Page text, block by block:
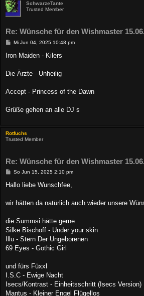
SchwarzeTante
Trusted Member
Re: Wünsche für den Wishmaster
B
i
a
Mi Jun 04, 2025 10:48 pm
Iron Maiden - Kilers
Die Ärzte - Unheilig
Accept - Princess of the Dawn
Grüße gehen an alle DJ s
Rotfuchs
Trusted Member
Re: Wünsche für den Wishmaster
B
i
a
So Jun 15, 2025 2:10 pm
Hallo liebe Wunschfee,
wir hätten da natürlich auch wieder unsere
die Summsi hätte gerne
Silke Bischoff - Under your skin
Illu - Stern Der Ungeborenen
69 Eyes - Gothic Girl
und fürs Füxxl
I.S.C - Ewige Nacht
Isecs/Kontrast - Einheitsschritt (Isecs Version)
Mantus - Kleiner Engel Flügellos